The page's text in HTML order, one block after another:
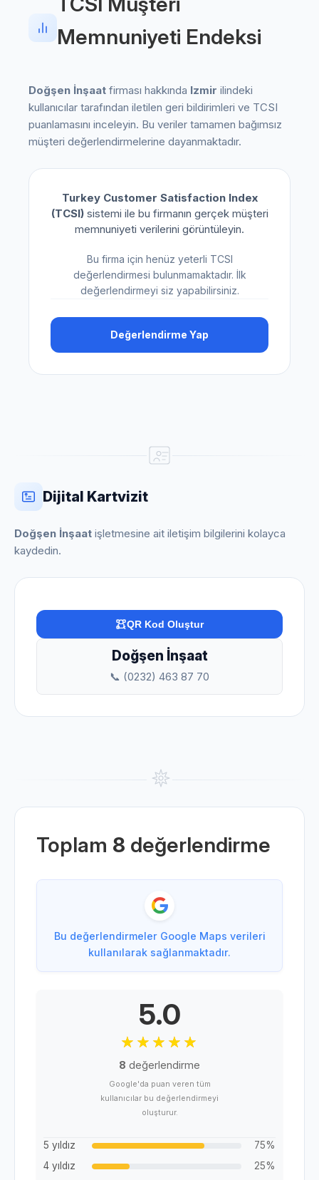
Memnuniyeti Endeksi
Doğşen İnşaat firması hakkında Izmir ilindeki
kullanıcılar tarafından iletilen geri bildirimleri ve TCSI
puanlamasını inceleyin. Bu veriler tamamen bağımsız
müşteri değerlendirmelerine dayanmaktadır.
Turkey Customer Satisfaction Index
(TCSI)sistemi ile bu firmanın gerçek müşteri
memnuniyeti verilerini görüntüleyin.
Bu firma için henüz yeterli TCSI
değerlendirmesi bulunmamaktadır. İlk
değerlendirmeyi siz yapabilirsiniz.
Değerlendirme Yap
Dijital Kartvizit
Doğşen İnşaat işletmesine ait iletişim bilgilerini kolayca
kaydedin.
QR Kod Oluştur
Doğşen İnşaat
📞 (0232) 463 87 70
Toplam 8 değerlendirme
Bu değerlendirmeler Google Maps verileri
kullanılarak sağlanmaktadır.
5.0
8 değerlendirme
Google'da puan veren tüm
kullanıcılar bu değerlendirmeyi
oluşturur.
5 yıldız
75%
4 yıldız
25%